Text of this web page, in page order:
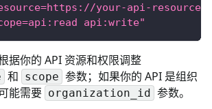
your-api-
api:write"
据你的 API 资源和权限调整
和 scope 参数；如果你的 API 是组织
能需要 organization_id 参数。